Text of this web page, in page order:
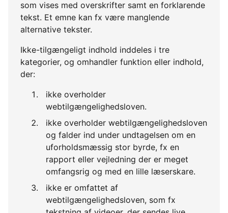
som vises med overskrifter samt en forklarende
tekst. Et emne kan fx være manglende
alternative tekster.
Ikke-tilgængeligt indhold inddeles i tre
kategorier, og omhandler funktion eller indhold,
der:
ikke overholder
webtilgængelighedsloven.
ikke overholder webtilgængelighedsloven
og falder ind under undtagelsen om en
uforholdsmæssig stor byrde, fx en
rapport eller vejledning der er meget
omfangsrig og med en lille læserskare.
ikke er omfattet af
webtilgængelighedsloven, som fx